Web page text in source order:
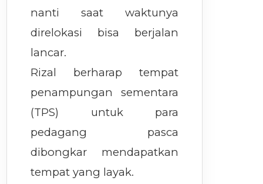
nanti saat waktunya
direlokasi bisa berjalan
lancar.
Rizal berharap tempat
penampungan sementara
(TPS) untuk para
pedagang pasca
dibongkar mendapatkan
tempat yang layak.